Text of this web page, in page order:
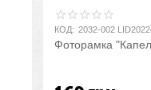
КОД: 2032-002
Фоторамка